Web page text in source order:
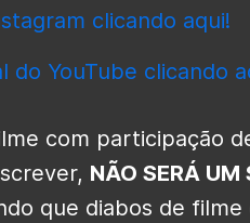
clicando aqui!
do YouTube clicando
com participação
NÃO SERÁ UM
que diabos de filme